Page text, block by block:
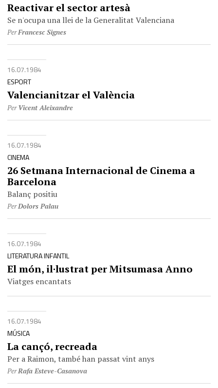
Reactivar el sector artesà
Se n'ocupa una llei de la Generalitat Valenciana
PerFrancesc Signes
16.07.1984
ESPORT
Valencianitzar el València
PerVicent Aleixandre
16.07.1984
CINEMA
26 Setmana Internacional de Cinema a
Barcelona
Balanç positiu
PerDolors Palau
16.07.1984
LITERATURA INFANTIL
El món, il·lustrat per Mitsumasa Anno
Viatges encantats
16.07.1984
MÚSICA
La cançó, recreada
Per a Raimon, també han passat vint anys
PerRafa Esteve-Casanova